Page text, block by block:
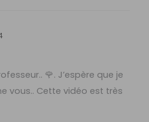
🌹. J’espère que je
vous.. Cette vidéo est très